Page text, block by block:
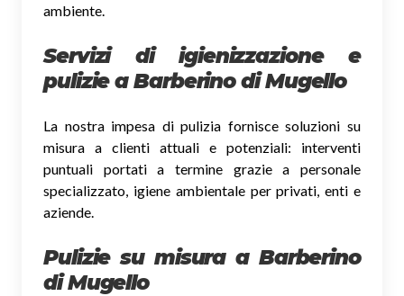
ambiente.
Servizi di igienizzazione e
pulizie a Barberino di Mugello
La nostra impesa di pulizia fornisce soluzioni su
misura a clienti attuali e potenziali: interventi
puntuali portati a termine grazie a personale
specializzato, igiene ambientale per privati, enti e
aziende.
Pulizie su misura a Barberino
di Mugello